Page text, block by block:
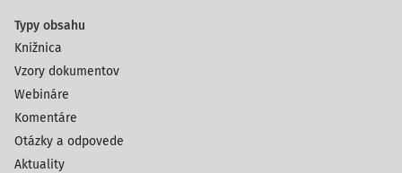
Typy obsahu
Knižnica
Vzory dokumentov
Webináre
Komentáre
Otázky a odpovede
Aktuality